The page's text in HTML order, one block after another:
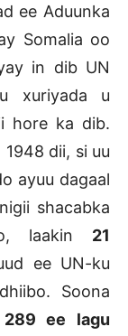
ee Aduunka
Somalia oo
in dib UN
xuriyada u
hore ka dib.
dii, si uu
ayuu dagaal
shacabka
laakin 21
ee UN-ku
Soona
289 ee lagu